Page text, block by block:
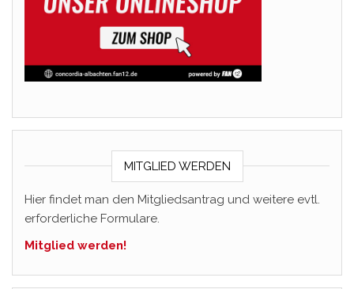
MITGLIED WERDEN
Hier findet man den Mitgliedsantrag und weitere evtl.
erforderliche Formulare.
Mitglied werden!